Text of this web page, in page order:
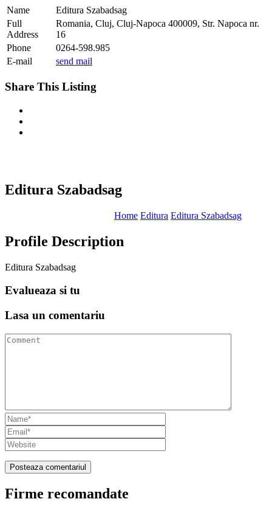
Name
Editura Szabadsag
Full
Address
Romania, Cluj, Cluj-Napoca 400009, Str. Napoca nr.
16
Phone
0264-598.985
E-mail
send mail
Share This Listing
Editura Szabadsag
Home Editura Editura Szabadsag
Profile Description
Editura Szabadsag
Evalueaza si tu
Lasa un comentariu
Firme recomandate